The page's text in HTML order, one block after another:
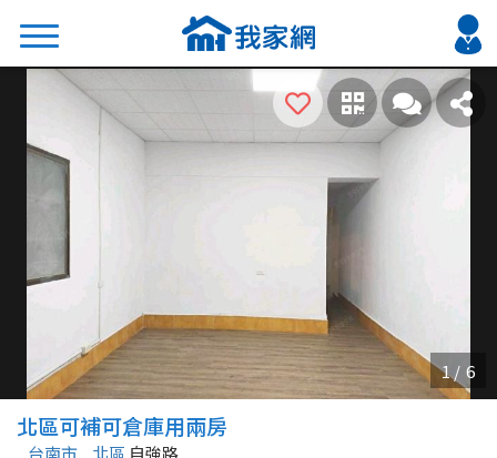
搜尋
2026 台南降價好屋限量釋出
2026 高雄降價好屋限量釋出
縣市
不限
區域
北區可補可倉庫用兩房
台南市 北區 自強路